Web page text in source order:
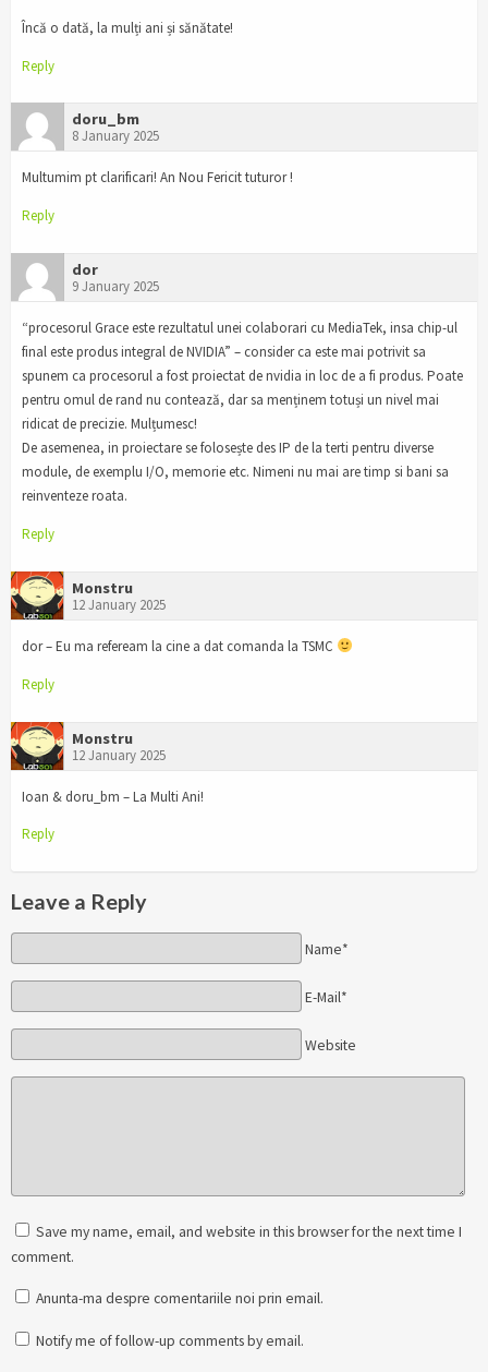
Încă o dată, la mulți ani și sănătate!
Reply
doru_bm
8 January 2025
Multumim pt clarificari! An Nou Fericit tuturor !
Reply
dor
9 January 2025
“procesorul Grace este rezultatul unei colaborari cu MediaTek, insa chip-ul
final este produs integral de NVIDIA” – consider ca este mai potrivit sa
spunem ca procesorul a fost proiectat de nvidia in loc de a fi produs. Poate
pentru omul de rand nu contează, dar sa menținem totuși un nivel mai
ridicat de precizie. Mulțumesc!
De asemenea, in proiectare se folosește des IP de la terti pentru diverse
module, de exemplu I/O, memorie etc. Nimeni nu mai are timp si bani sa
reinventeze roata.
Reply
Monstru
12 January 2025
dor – Eu ma refeream la cine a dat comanda la TSMC
Reply
Monstru
12 January 2025
Ioan & doru_bm – La Multi Ani!
Reply
Leave a Reply
Name*
E-Mail*
Website
Save my name, email, and website in this browser for the next time I
comment.
Anunta-ma despre comentariile noi prin email.
Notify me of follow-up comments by email.